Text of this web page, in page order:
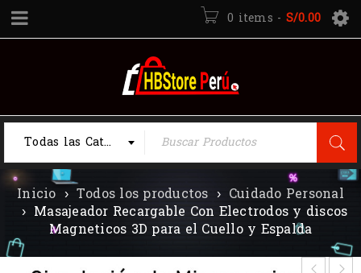
0 items - S/0.00
Todas las Categorias
Inicio › Todos los productos › Cuidado Personal
› Masajeador Recargable Con Electrodos y discos
Magneticos 3D para el Cuello y Espalda